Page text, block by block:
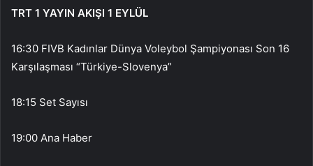
TRT 1 YAYIN AKIŞI 1 EYLÜL
16:30 FIVB Kadınlar Dünya Voleybol Şampiyonası Son 16
Karşılaşması “Türkiye-Slovenya”
18:15 Set Sayısı
19:00 Ana Haber